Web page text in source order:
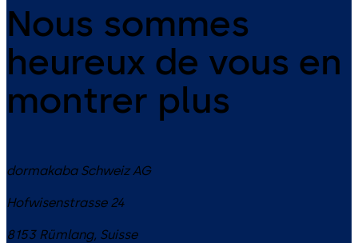
Nous sommes
heureux de vous en
montrer plus
dormakaba Schweiz AG
Hofwisenstrasse 24
8153 Rümlang, Suisse